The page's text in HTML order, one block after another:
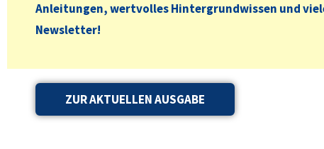
Anleitungen, wertvolles Hintergrundwissen und
Newsletter!
ZUR AKTUELLEN AUSGABE